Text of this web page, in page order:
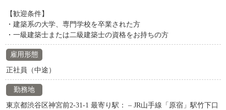
【歓迎条件】
・建築系の大学、専門学校を卒業された方
・一級建築士または二級建築士の資格をお持ちの方
雇用形態
正社員（中途）
勤務地
東京都渋谷区神宮前2-31-1 最寄り駅： – JR山手線「原宿」駅竹下口